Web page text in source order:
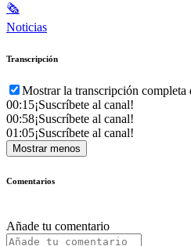
🗞
Noticias
Transcripción
Mostrar la transcripción completa
00:15¡Suscríbete al canal!
00:58¡Suscríbete al canal!
01:05¡Suscríbete al canal!
Mostrar menos
Comentarios
Añade tu comentario